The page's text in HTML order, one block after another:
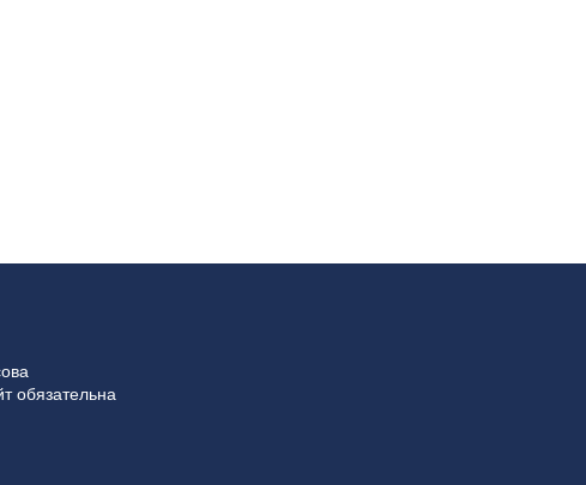
обязательна